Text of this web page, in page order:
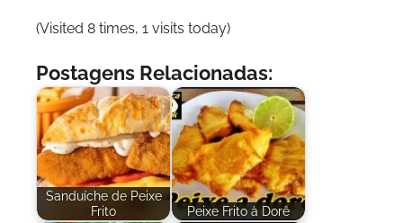
(Visited 8 times, 1 visits today)
Postagens Relacionadas:
Sanduíche de Peixe
Frito
Peixe Frito à Dorê